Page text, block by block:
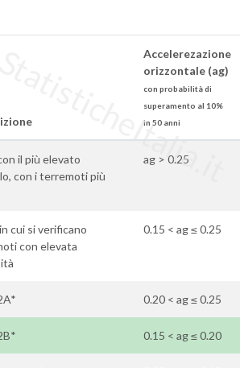
Accelerezazione
orizzontale (ag)
con probabilità di
superamento al 10%
in 50 anni
il più elevato
con i terremoti più
ag > 0.25
cui si verificano
con elevata
0.15 < ag ≤ 0.25
0.20 < ag ≤ 0.25
0.15 < ag ≤ 0.20